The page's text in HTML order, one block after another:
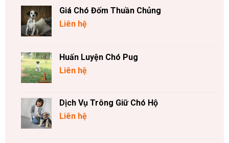
Giá Chó Đốm Thuần Chủng
Liên hệ
Huấn Luyện Chó Pug
Liên hệ
Dịch Vụ Trông Giữ Chó Hộ
Liên hệ